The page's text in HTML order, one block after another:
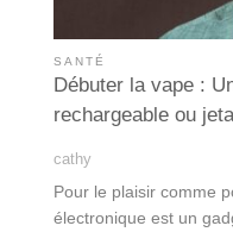
SANTÉ
Débuter la vape :
rechargeable ou
cathy
Pour le plaisir comme
électronique est un